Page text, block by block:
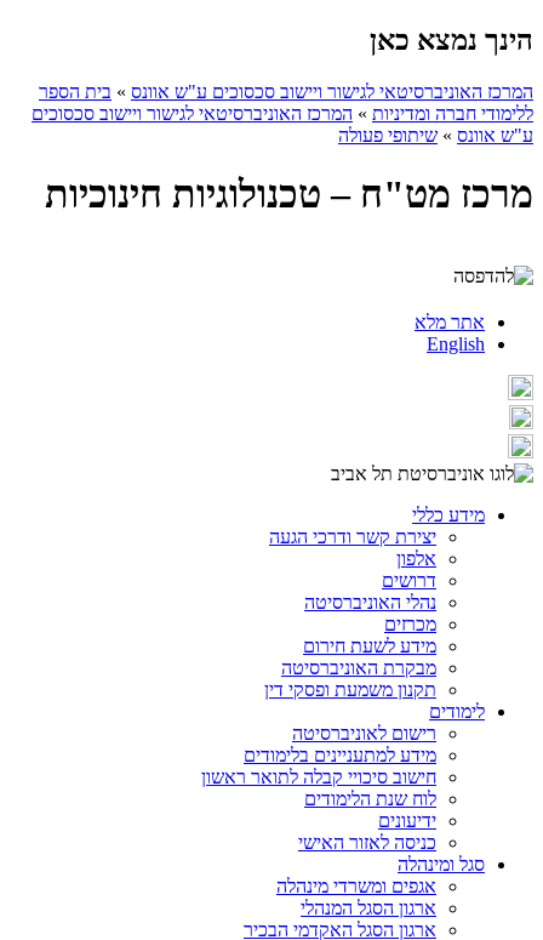
הינך נמצא כאן
המרכז האוניברסיטאי לגישור ויישוב סכסוכים ע"ש אוונס » בית הספר
ללימודי חברה ומדיניות » המרכז האוניברסיטאי לגישור ויישוב סכסוכים
ע"ש אוונס » שיתופי פעולה
מרכז מט"ח – טכנולוגיות חינוכיות
אתר מלא
English
מידע כללי
יצירת קשר ודרכי הגעה
אלפון
דרושים
נהלי האוניברסיטה
מכרזים
מידע לשעת חירום
מבקרת האוניברסיטה
תקנון משמעת ופסקי דין
לימודים
רישום לאוניברסיטה
מידע למתעניינים בלימודים
חישוב סיכויי קבלה לתואר ראשון
לוח שנת הלימודים
ידיעונים
כניסה לאזור האישי
סגל ומינהלה
אגפים ומשרדי מינהלה
ארגון הסגל המנהלי
ארגון הסגל האקדמי הבכיר